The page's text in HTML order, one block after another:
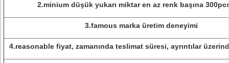
2.minium düşük yukarı miktar en az renk başına
3.famous marka üretim deneyimi
4.reasonable fiyat, zamanında teslimat süresi, ayrıntılar